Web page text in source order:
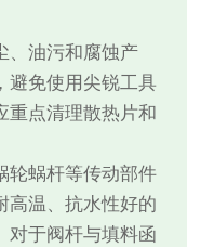
、油污和腐蚀产
避免使用尖锐工具
重点清理散热片和
轮蜗杆等传动部件
高温、抗水性好的
对于阀杆与填料函